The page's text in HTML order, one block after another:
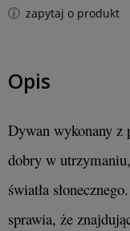
zapytaj o produkt
Opis
Dywan wykonany z
dobry w
światła
sprawia, że